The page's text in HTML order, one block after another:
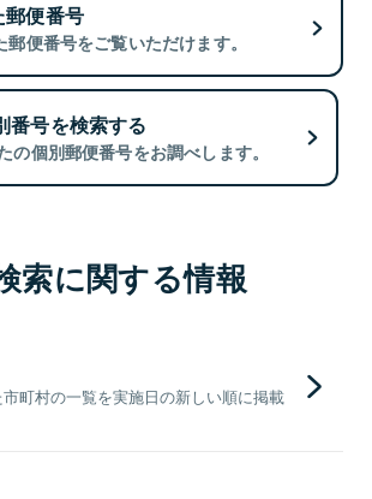
便番号
便番号をご覧いただけます。
番号を検索する
の個別郵便番号をお調べします。
索に関する情報
町村の一覧を実施日の新しい順に掲載